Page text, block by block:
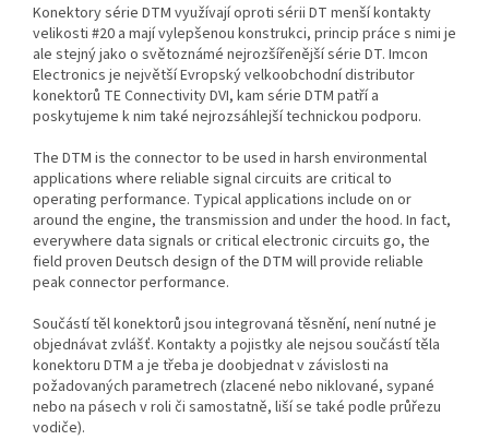
Konektory série DTM využívají oproti sérii DT menší kontakty
velikosti #20 a mají vylepšenou konstrukci, princip práce s nimi je
ale stejný jako o světoznámé nejrozšířenější série DT. Imcon
Electronics je největší Evropský velkoobchodní distributor
konektorů TE Connectivity DVI, kam série DTM patří a
poskytujeme k nim také nejrozsáhlejší technickou podporu.
The DTM is the connector to be used in harsh environmental
applications where reliable signal circuits are critical to
operating performance. Typical applications include on or
around the engine, the transmission and under the hood. In fact,
everywhere data signals or critical electronic circuits go, the
field proven Deutsch design of the DTM will provide reliable
peak connector performance.
Součástí těl konektorů jsou integrovaná těsnění, není nutné je
objednávat zvlášť. Kontakty a pojistky ale nejsou součástí těla
konektoru DTM a je třeba je doobjednat v závislosti na
požadovaných parametrech (zlacené nebo niklované, sypané
nebo na pásech v roli či samostatně, liší se také podle průřezu
vodiče).